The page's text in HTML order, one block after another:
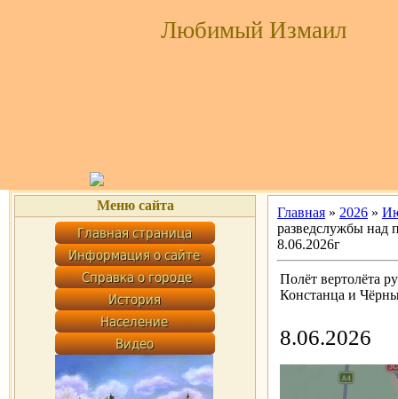
Любимый Измаил
Меню сайта Главная » 2026 »
разведслужбы над
8.06.2026г
Полёт вертолёта
Констанца и
8.06.2026